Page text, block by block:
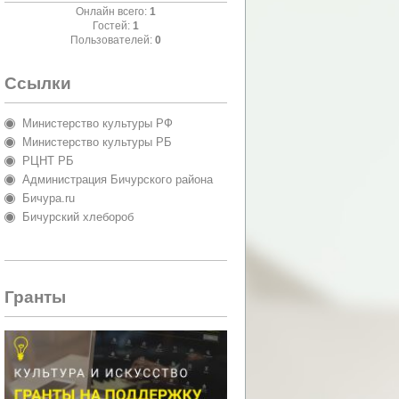
Онлайн всего: 1
Гостей: 1
Пользователей: 0
Ссылки
Министерство культуры РФ
Министерство культуры РБ
РЦНТ РБ
Администрация Бичурского района
Бичура.ru
Бичурский хлебороб
Гранты